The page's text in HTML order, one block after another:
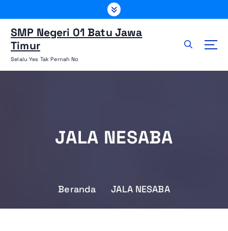
e
SMP Negeri 01 Batu Jawa
Timur
Selalu Yes Tak Pernah No
JALA NESABA
Beranda JALA NESABA